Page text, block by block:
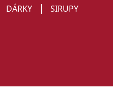
DÁRKY SIRUPY